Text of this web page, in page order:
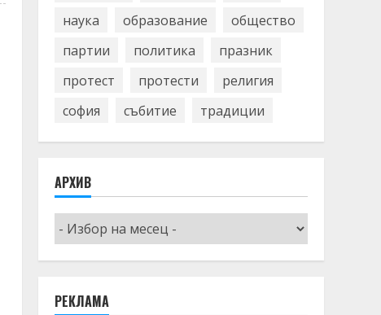
наука
образование
общество
партии
политика
празник
протест
протести
религия
софия
събитие традиции
АРХИВ
Архив
РЕКЛАМА